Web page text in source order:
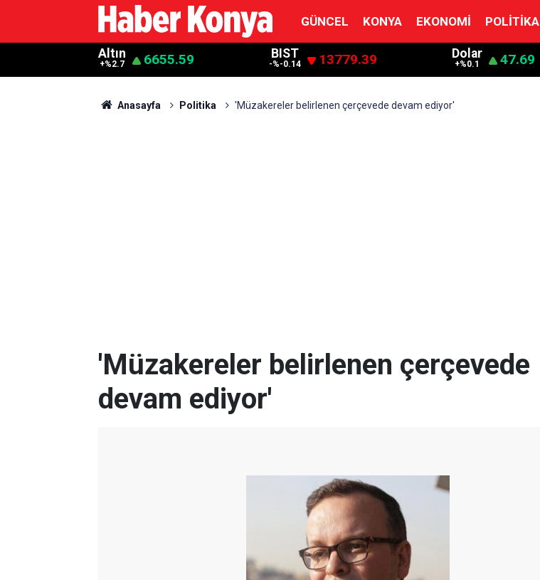
GÜNCEL KONYA EKONOMI POLITIKA
Altın
+%2.7 6655.59 BIST
-%-0.14 13779.39 Dolar
+%0.1 47.69
Anasayfa Politika 'Müzakereler belirlenen çerçevede devam ediyor'
'Müzakereler belirlenen çerçevede
devam ediyor'